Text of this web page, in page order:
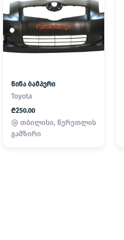
წინა ბამპერი
Toyota
₾250.00
თბილისი, წერეთლის
გამზირი